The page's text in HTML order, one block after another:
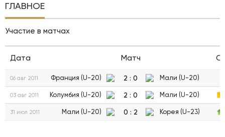
ГЛАВНОЕ
Участие в матчах
Дата Матч
06 авг 2011 Франция (U-20) 2 : 0 Мали (U-20)
03 авг 2011 Колумбия (U-20) 2 : 0 Мали (U-20)
31 июл 2011 Мали (U-20) 0 : 2 Корея (U-23)